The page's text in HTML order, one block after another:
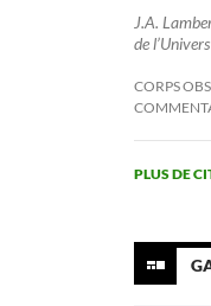
J.A.
de
CORPS
PLUS DE